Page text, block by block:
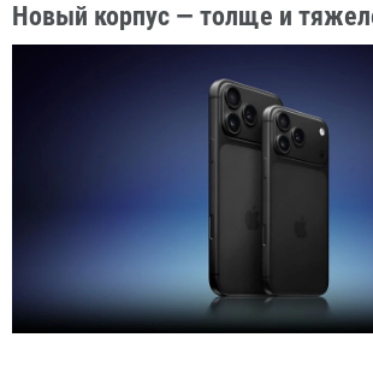
Новый корпус — толще и